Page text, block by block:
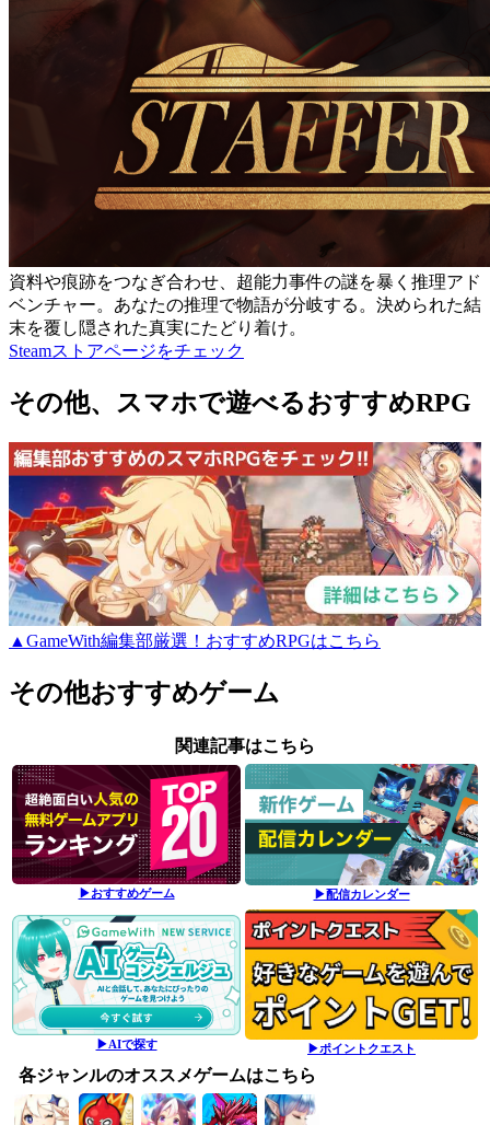
資料や痕跡をつなぎ合わせ、超能力事件の謎を暴く推理アド
ベンチャー。あなたの推理で物語が分岐する。決められた結
末を覆し隠された真実にたどり着け。
Steamストアページをチェック
その他、スマホで遊べるおすすめRPG
▲GameWith編集部厳選！おすすめRPGはこちら
その他おすすめゲーム
関連記事はこちら
▶おすすめゲーム ▶配信カレンダー
▶AIで探す ▶ポイントクエスト
各ジャンルのオススメゲームはこちら